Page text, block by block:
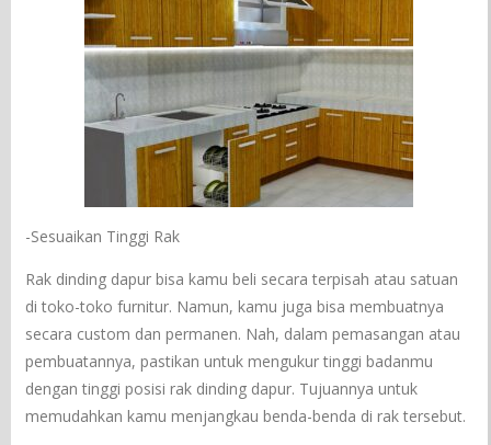
-Sesuaikan Tinggi Rak
Rak dinding dapur bisa kamu beli secara terpisah atau satuan
di toko-toko furnitur. Namun, kamu juga bisa membuatnya
secara custom dan permanen. Nah, dalam pemasangan atau
pembuatannya, pastikan untuk mengukur tinggi badanmu
dengan tinggi posisi rak dinding dapur. Tujuannya untuk
memudahkan kamu menjangkau benda-benda di rak tersebut.